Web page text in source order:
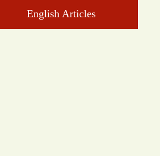
English Articles